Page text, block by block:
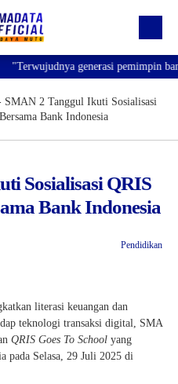
"Terwujudnya generasi pemimpin
SMAN 2 Tanggul Ikuti Sosialisasi
Bank Indonesia
Sosialisasi QRIS
Bank Indonesia
Pendidikan
literasi keuangan dan
teknologi transaksi digital, SMA
QRIS Goes To School yang
pada Selasa, 29 Juli 2025 di